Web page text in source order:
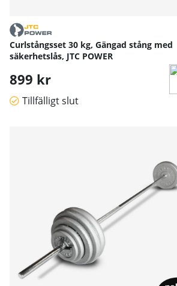
Curlstångsset 30 kg, Gängad stång med
säkerhetslås, JTC POWER
899 kr
Tillfälligt slut